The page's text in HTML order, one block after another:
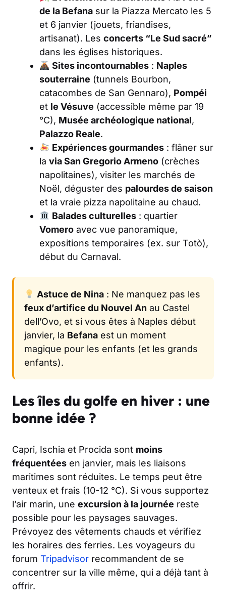
de la Befana sur la Piazza Mercato les 5
et 6 janvier (jouets, friandises,
artisanat). Les concerts “Le Sud sacré”
dans les églises historiques.
Sites incontournables: Naples
souterraine (tunnels Bourbon,
catacombes de San Gennaro), Pompéi
et le Vésuve (accessible même par 19
°C), Musée archéologique national,
Palazzo Reale.
Expériences gourmandes: flâner sur
la via San Gregorio Armeno (crèches
napolitaines), visiter les marchés de
Noël, déguster des palourdes de saison
et la vraie pizza napolitaine au chaud.
Balades culturelles: quartier
Vomero avec vue panoramique,
expositions temporaires (ex. sur Totò),
début du Carnaval.
Astuce de Nina: Ne manquez pas les
feux d’artifice du Nouvel An au Castel
dell’Ovo, et si vous êtes à Naples début
janvier, la Befana est un moment
magique pour les enfants (et les grands
enfants).
Les îles du golfe en hiver : une
bonne idée ?
Capri, Ischia et Procida sont moins
fréquentées en janvier, mais les liaisons
maritimes sont réduites. Le temps peut être
venteux et frais (10-12 °C). Si vous supportez
l’air marin, une excursion à la journée reste
possible pour les paysages sauvages.
Prévoyez des vêtements chauds et vérifiez
les horaires des ferries. Les voyageurs du
forum Tripadvisor recommandent de se
concentrer sur la ville même, qui a déjà tant à
offrir.